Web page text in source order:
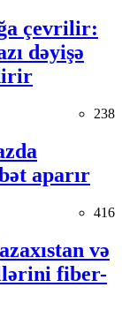
çevrilir:
dəyişə
238
aparır
416
və
fiber-